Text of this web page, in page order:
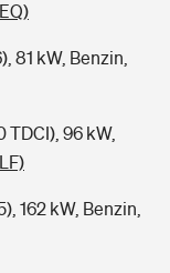
81 kW, Benzin,
TDCI), 96 kW,
162 kW, Benzin,